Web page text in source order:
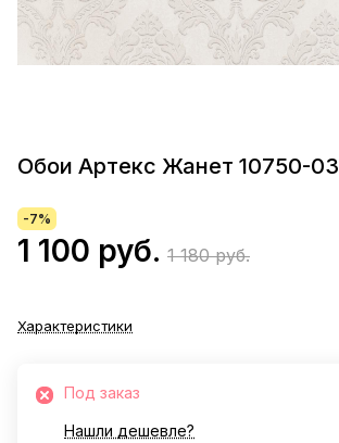
Обои Артекс Жанет 10750-03
-7%
1 100 руб. 1 180 руб.
Характеристики
Под заказ
Нашли дешевле?